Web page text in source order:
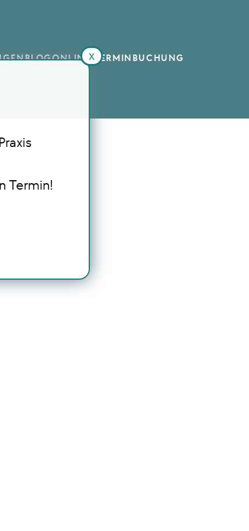
BLOGONLINE TERMINBUCHUNG
Termin!
x